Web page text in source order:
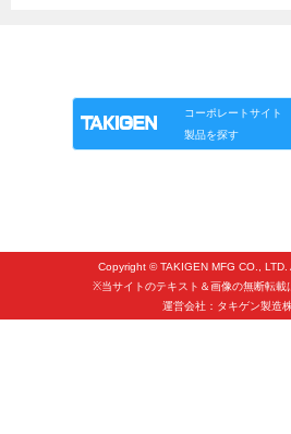
工場見学
海外出張
タキゲン売上ランキング
コーポレートサイト
製品を探す
Copyright © TAKIGEN MFG CO., LTD.
※当サイトのテキスト＆画像の無断転載
運営会社：タキゲン製造